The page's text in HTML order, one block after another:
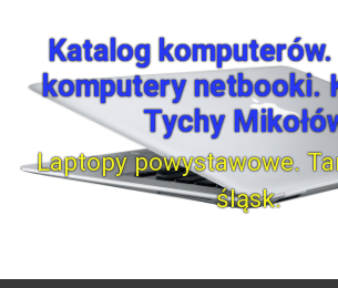
Katalog
komputery netbooki.
Tychy
Laptopy powystawowe.
śląsk.